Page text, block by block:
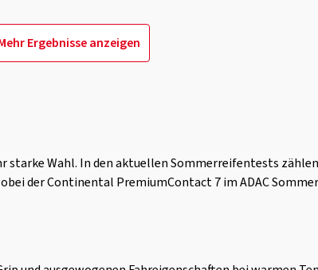
Ergebnisse anzeigen
starke Wahl. In den aktuellen Sommerreifentests
der Continental PremiumContact 7 im ADAC